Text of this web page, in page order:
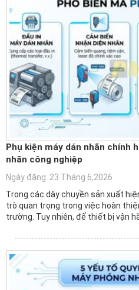
Phụ kiện máy dán nhãn chính
nhãn công nghiệp
Ngày đăng: 23 Tháng 6,2026
Trong các dây chuyền sản xuất
trò quan trọng trong việc hoàn
trường. Tuy nhiên, để thiết bị vận